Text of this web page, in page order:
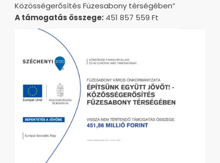
Közösségerősítés Füzesabony térségében”
A támogatás összege: 451 857 559 Ft